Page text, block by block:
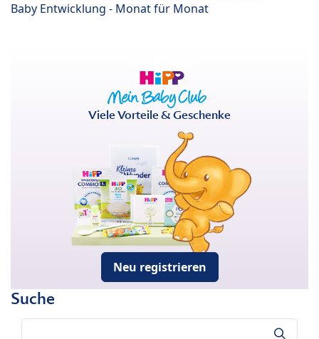
Baby Entwicklung - Monat für Monat
Viele Vorteile & Geschenke
Neu registrieren
Suche